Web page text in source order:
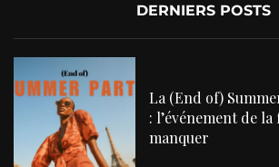
DERNIERS POSTS
La (End of)
: l’événement de la
manquer